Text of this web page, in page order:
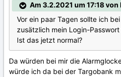
Am 3.2.2021 um 17:18 von
Vor ein paar Tagen sollte ich
zusätzlich mein Login-
Ist das jetzt normal?
Da würden bei mir die
würde ich da bei der Targobank